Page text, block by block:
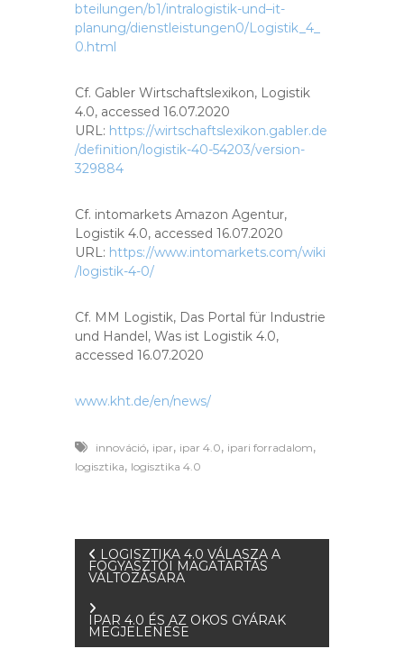
bteilungen/b1/intralogistik-und–it-
planung/dienstleistungen0/Logistik_4_
0.html
Cf. Gabler Wirtschaftslexikon, Logistik
4.0, accessed 16.07.2020
URL: https://wirtschaftslexikon.gabler.de
/definition/logistik-40-54203/version-
329884
Cf. intomarkets Amazon Agentur,
Logistik 4.0, accessed 16.07.2020
URL: https://www.intomarkets.com/wiki
/logistik-4-0/
Cf. MM Logistik, Das Portal für Industrie
und Handel, Was ist Logistik 4.0,
accessed 16.07.2020
www.kht.de/en/news/
innováció, ipar, ipar 4.0, ipari forradalom,
logisztika, logisztika 4.0
B
e
j
LOGISZTIKA 4.0 VÁLASZA A
FOGYASZTÓI MAGATARTÁS
VÁLTOZÁSÁRA
IPAR 4.0 ÉS AZ OKOS GYÁRAK
MEGJELENÉSE